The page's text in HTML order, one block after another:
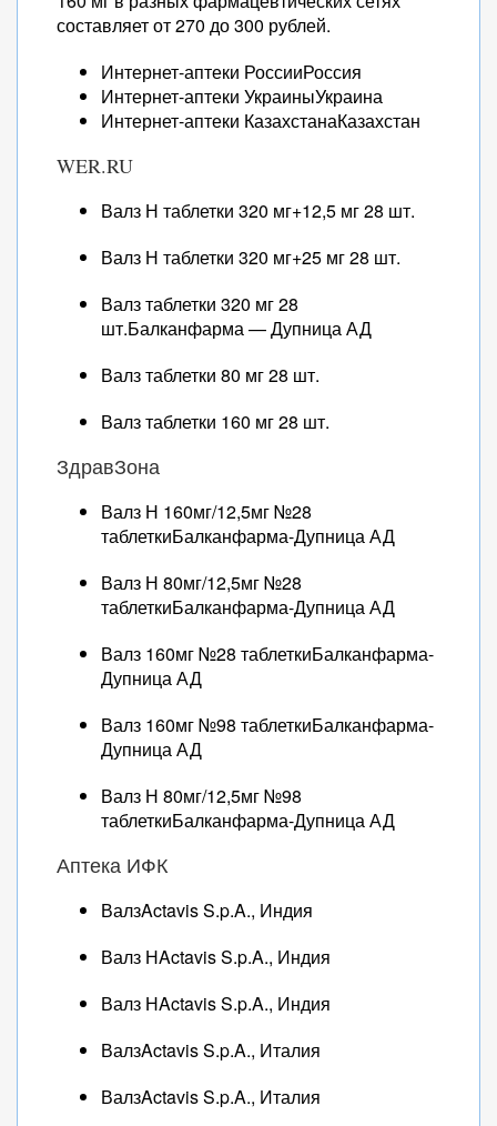
составляет от 270 до 300 рублей.
Интернет-аптеки РоссииРоссия
Интернет-аптеки УкраиныУкраина
Интернет-аптеки КазахстанаКазахстан
WER.RU
Валз Н таблетки 320 мг+12,5 мг 28 шт.
Валз Н таблетки 320 мг+25 мг 28 шт.
Валз таблетки 320 мг 28
шт.Балканфарма — Дупница АД
Валз таблетки 80 мг 28 шт.
Валз таблетки 160 мг 28 шт.
ЗдравЗона
Валз Н 160мг/12,5мг №28
таблеткиБалканфарма-Дупница АД
Валз Н 80мг/12,5мг №28
таблеткиБалканфарма-Дупница АД
Валз 160мг №28 таблеткиБалканфарма-
Дупница АД
Валз 160мг №98 таблеткиБалканфарма-
Дупница АД
Валз Н 80мг/12,5мг №98
таблеткиБалканфарма-Дупница АД
Аптека ИФК
ВалзActavis S.p.A., Индия
Валз НActavis S.p.A., Индия
Валз НActavis S.p.A., Индия
ВалзActavis S.p.A., Италия
ВалзActavis S.p.A., Италия